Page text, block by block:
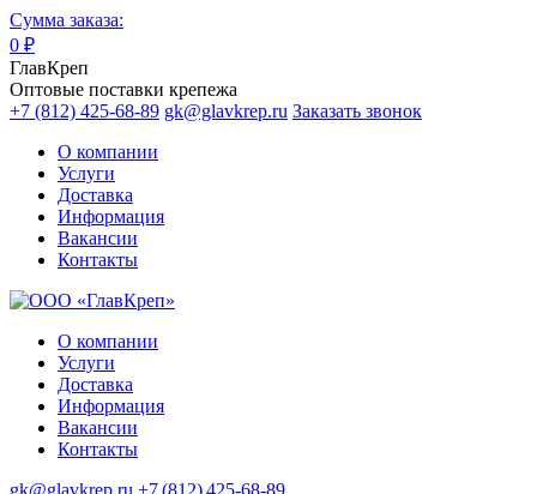
Сумма заказа:
0 ₽
ГлавКреп
Оптовые поставки крепежа
+7 (812) 425-68-89 gk@glavkrep.ru Заказать звонок
О компании
Услуги
Доставка
Информация
Вакансии
Контакты
О компании
Услуги
Доставка
Информация
Вакансии
Контакты
gk@glavkrep.ru +7 (812) 425-68-89